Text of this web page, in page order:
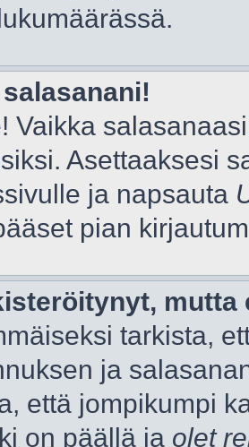
Vaikka
Asettaaksesi
ja napsauta
pian
tarkista,
ja
että jompikumpi
on päällä ja olet